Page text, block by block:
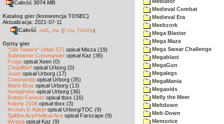
Całość 3074 MB
Katalog gier (konwencja TOSEC)
Aktualizacja: 2021-07-11
Całość md5 sha (7-Zip TUGZip)
Opisy gier
"Old Towers" (Atari ST) opisał Misza (19)
Submarine Commander opisał Kaz (36)
Frogs opisał Xeen (0)
Choplifter! opisał Urborg (0)
Joust opisał Urborg (17)
Commando opisał Urborg (35)
Mario Bros opisał Urborg (13)
Xenophobe opisał Urborg (36)
Robbo Forever opisał tbxx (16)
Kolony 2106 opisał tbxx (3)
Archon II: Adept opisał Urborg/TDC (9)
Spitfire Ace/Hellcat Ace opisał Farscape (9)
Wyspa opisał Kaz (9)
Medieval Combat
Medieval Era
Meebzork
Mega Blaster
Mega Maze
Mega Swear Challenge
Megablast
MegaGun
Megalegs
MegaMania
Megaoids
Melly the Meer
Meltdown
Melt-Down
Memorice